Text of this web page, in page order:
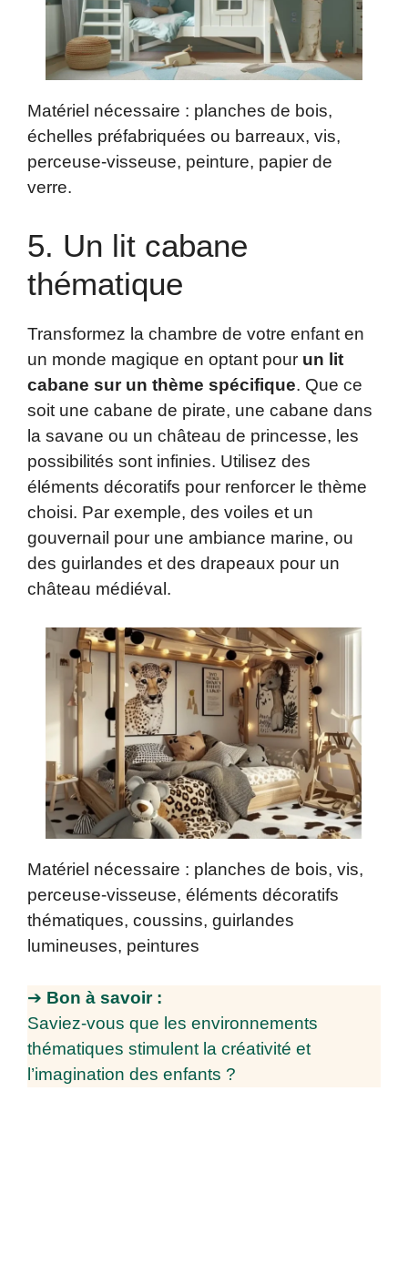
Matériel nécessaire : planches de bois,
échelles préfabriquées ou barreaux, vis,
perceuse-visseuse, peinture, papier de
verre.
5. Un lit cabane
thématique
Transformez la chambre de votre enfant en
un monde magique en optant pour un lit
cabane sur un thème spécifique. Que ce
soit une cabane de pirate, une cabane dans
la savane ou un château de princesse, les
possibilités sont infinies. Utilisez des
éléments décoratifs pour renforcer le thème
choisi. Par exemple, des voiles et un
gouvernail pour une ambiance marine, ou
des guirlandes et des drapeaux pour un
château médiéval.
Matériel nécessaire : planches de bois, vis,
perceuse-visseuse, éléments décoratifs
thématiques, coussins, guirlandes
lumineuses, peintures
➔ Bon à savoir :
Saviez-vous que les environnements
thématiques stimulent la créativité et
l’imagination des enfants ?